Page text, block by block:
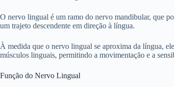
O nervo lingual é um ramo do nervo mandibular, que
um trajeto descendente em direção à língua.
À medida que o nervo lingual se aproxima da língua,
músculos linguais, permitindo a movimentação e a
Função do Nervo Lingual